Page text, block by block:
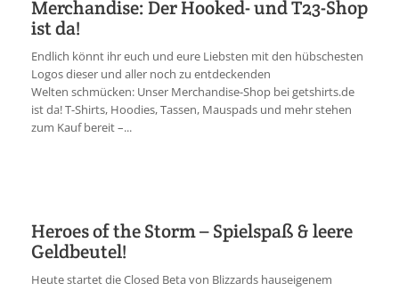
Merchandise: Der Hooked- und T23-Shop
ist da!
Endlich könnt ihr euch und eure Liebsten mit den hübschesten
Logos dieser und aller noch zu entdeckenden
Welten schmücken: Unser Merchandise-Shop bei getshirts.de
ist da! T-Shirts, Hoodies, Tassen, Mauspads und mehr stehen
zum Kauf bereit –...
Heroes of the Storm – Spielspaß & leere
Geldbeutel!
Heute startet die Closed Beta von Blizzards hauseigenem